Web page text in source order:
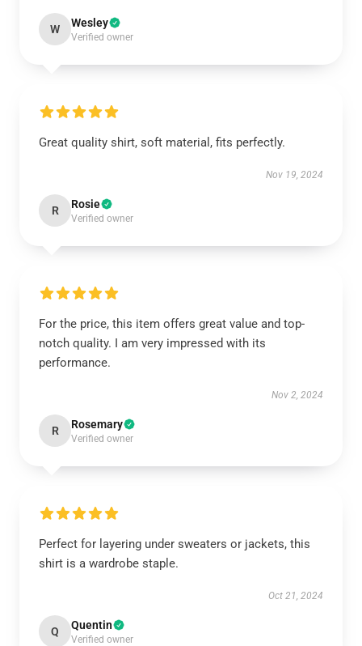
W Wesley
Verified owner
Great quality shirt, soft material, fits perfectly.
Nov 19, 2024
R Rosie
Verified owner
For the price, this item offers great value and top-
notch quality. I am very impressed with its
performance.
Nov 2, 2024
R Rosemary
Verified owner
Perfect for layering under sweaters or jackets, this
shirt is a wardrobe staple.
Oct 21, 2024
Q Quentin
Verified owner